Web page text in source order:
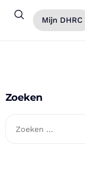
Mijn DHRC
Zoeken